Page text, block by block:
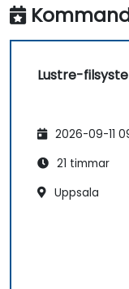
Lustre-
2026-09-11
21 timmar
Uppsala